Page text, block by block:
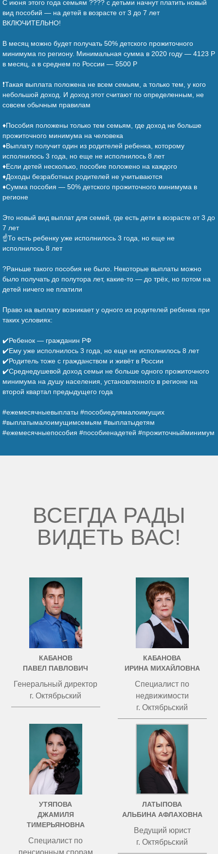
С июня этого года семьям ?‍?‍?‍? с детьми начнут платить новый
вид пособий — на детей в возрасте от 3 до 7 лет
ВКЛЮЧИТЕЛЬНО!
В месяц можно будет получать 50% детского прожиточного
минимума по региону. Минимальная сумма в 2020 году — 4123 Р
в месяц, а в среднем по России — 5500 Р
❗Такая выплата положена не всем семьям, а только тем, у кого
небольшой доход. И доход этот считают по определенным, не
совсем обычным правилам
♦️Пособия положены только тем семьям, где доход не больше
прожиточного минимума на человека
♦️Выплату получит один из родителей ребенка, которому
исполнилось 3 года, но еще не исполнилось 8 лет
♦️Если детей несколько, пособие положено на каждого
♦️Доходы безработных родителей не учитываются
♦️Сумма пособия — 50% детского прожиточного минимума в
регионе
Это новый вид выплат для семей, где есть дети в возрасте от 3 до
7 лет
☝️То есть ребенку уже исполнилось 3 года, но еще не
исполнилось 8 лет
?Раньше такого пособия не было. Некоторые выплаты можно
было получать до полутора лет, какие-то — до трёх, но потом на
детей ничего не платили
Право на выплату возникает у одного из родителей ребенка при
таких условиях:
✔️Ребенок — гражданин РФ
✔️Ему уже исполнилось 3 года, но еще не исполнилось 8 лет
✔️Родитель тоже с гражданством и живёт в России
✔️Среднедушевой доход семьи не больше одного прожиточного
минимума на душу населения, установленного в регионе на
второй квартал предыдущего года
#ежемесячныевыплаты #пособиедлямалоимущих
#выплатымалоимущимсемьям #выплатыдетям
#ежемесячныепособия #пособиенадетей #прожиточныйминимум
ВСЕГДА РАДЫ
ВИДЕТЬ ВАС!
КАБАНОВ
ПАВЕЛ ПАВЛОВИЧ
Генеральный директор
г. Октябрьский
КАБАНОВА
ИРИНА МИХАЙЛОВНА
Специалист по
недвижимости
г. Октябрьский
УТЯПОВА
ДЖАМИЛЯ
ТИМЕРЬЯНОВНА
Специалист по
пенсионным спорам
ЛАТЫПОВА
АЛЬБИНА АФЛАХОВНА
Ведущий юрист
г. Октябрьский